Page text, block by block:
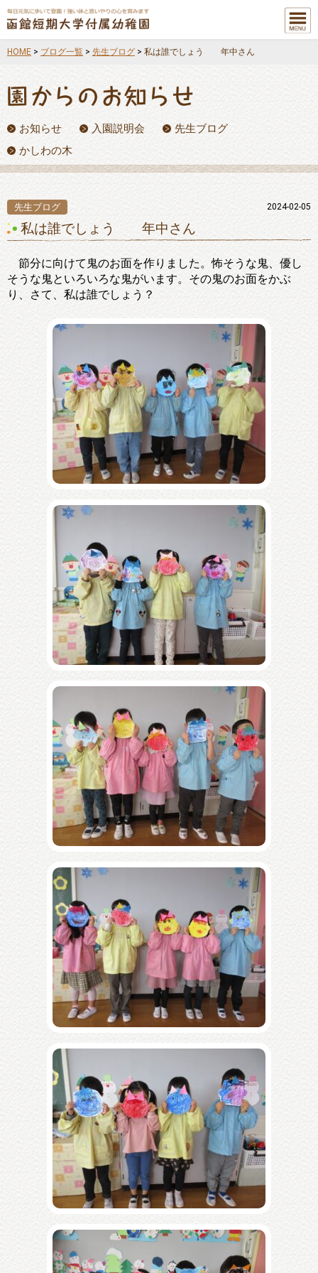
メニュ
HOME > ブログ一覧 > 先生ブログ > 私は誰でしょう 年中さん
お知らせ 入園説明会
先生ブログ
かしわの木
先生ブログ 2024-02-05
私は誰でしょう 年中さん
節分に向けて鬼のお面を作りました。怖そうな鬼、優し
そうな鬼といろいろな鬼がいます。その鬼のお面をかぶ
り、さて、私は誰でしょう？